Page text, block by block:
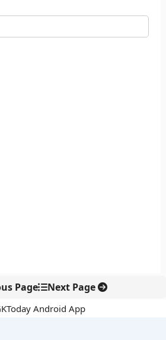
Page Next Page
Android App